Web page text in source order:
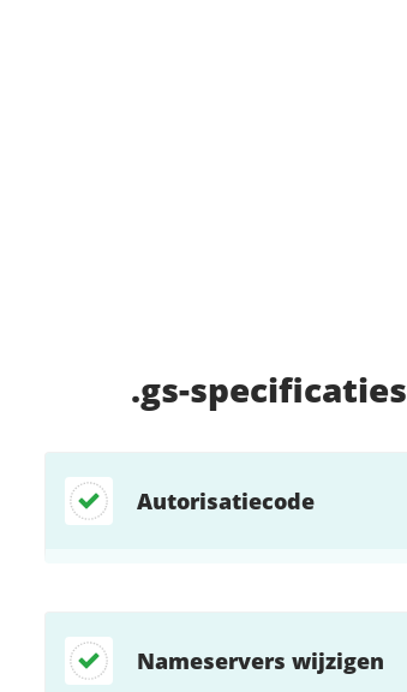
.gs-specificaties
Autorisatiecode
Nameservers wijzigen